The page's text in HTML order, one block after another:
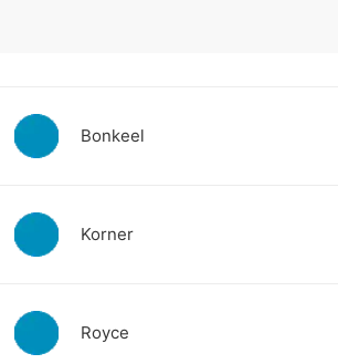
Bonkeel
Korner
Royce